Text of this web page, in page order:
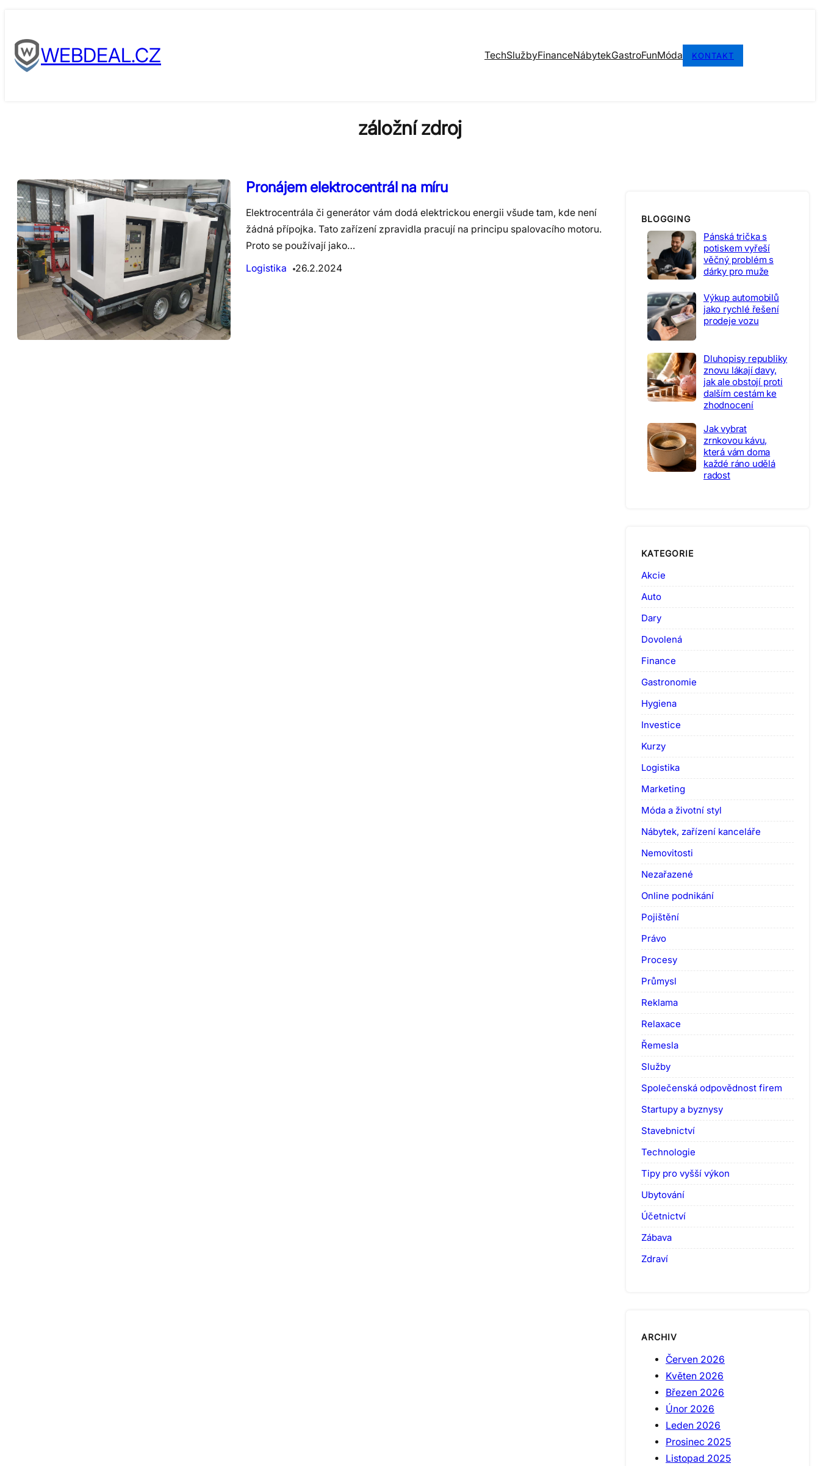
contentWEBDEAL.CZ TechSlužbyFinanceNábytekGastroFunMóda KONTAKT
záložní zdroj
Pronájem elektrocentrál na míru
Elektrocentrála či generátor vám dodá elektrickou energii všude tam, kde není
žádná přípojka. Tato zařízení zpravidla pracují na principu spalovacího motoru.
Proto se používají jako…
Logistika
26.2.2024
BLOGGING
Pánská trička s
potiskem vyřeší
věčný problém s
dárky pro muže
Výkup automobilů
jako rychlé řešení
prodeje vozu
Dluhopisy republiky
znovu lákají davy,
jak ale obstojí proti
dalším cestám ke
zhodnocení
Jak vybrat
zrnkovou kávu,
která vám doma
každé ráno udělá
radost
KATEGORIE
Akcie
Auto
Dary
Dovolená
Finance
Gastronomie
Hygiena
Investice
Kurzy
Logistika
Marketing
Móda a životní styl
Nábytek, zařízení kanceláře
Nemovitosti
Nezařazené
Online podnikání
Pojištění
Právo
Procesy
Průmysl
Reklama
Relaxace
Řemesla
Služby
Společenská odpovědnost firem
Startupy a byznysy
Stavebnictví
Technologie
Tipy pro vyšší výkon
Ubytování
Účetnictví
Zábava
Zdraví
ARCHIV
Červen 2026
Květen 2026
Březen 2026
Únor 2026
Leden 2026
Prosinec 2025
Listopad 2025